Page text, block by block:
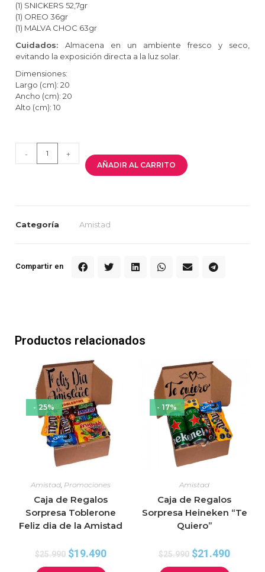
(1) SNICKERS 52,7gr
(1) OREO 36gr
(1) MALVA CHOC 63gr
Cuidados: Almacena en un ambiente fresco y seco,
evitando la exposición directa a la luz solar.
Dimensiones:
Largo (cm): 20
Ancho (cm): 20
Alto (cm): 10
- +
AÑADIR AL CARRITO
Categoría Amistad
Compartir en
Productos relacionados
- 25%
Amistad, Promociones
Caja de Regalos
Sorpresa Toblerone
Feliz dia de la Amistad
$25.990 $19.490
- 17%
Amistad
Caja de Regalos
Sorpresa Heineken “Te
Quiero”
$25.990 $21.490